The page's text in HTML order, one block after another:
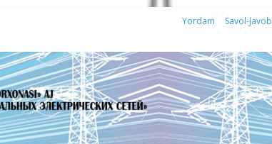
Yordam Savol-Javob